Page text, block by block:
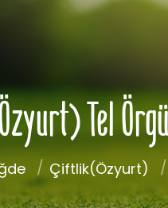
Tel
Çiftlik(Özyurt)